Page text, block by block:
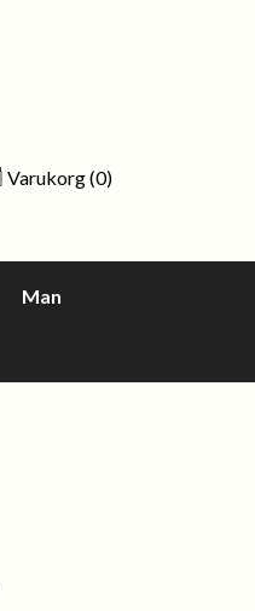
Varukorg(0)
Man